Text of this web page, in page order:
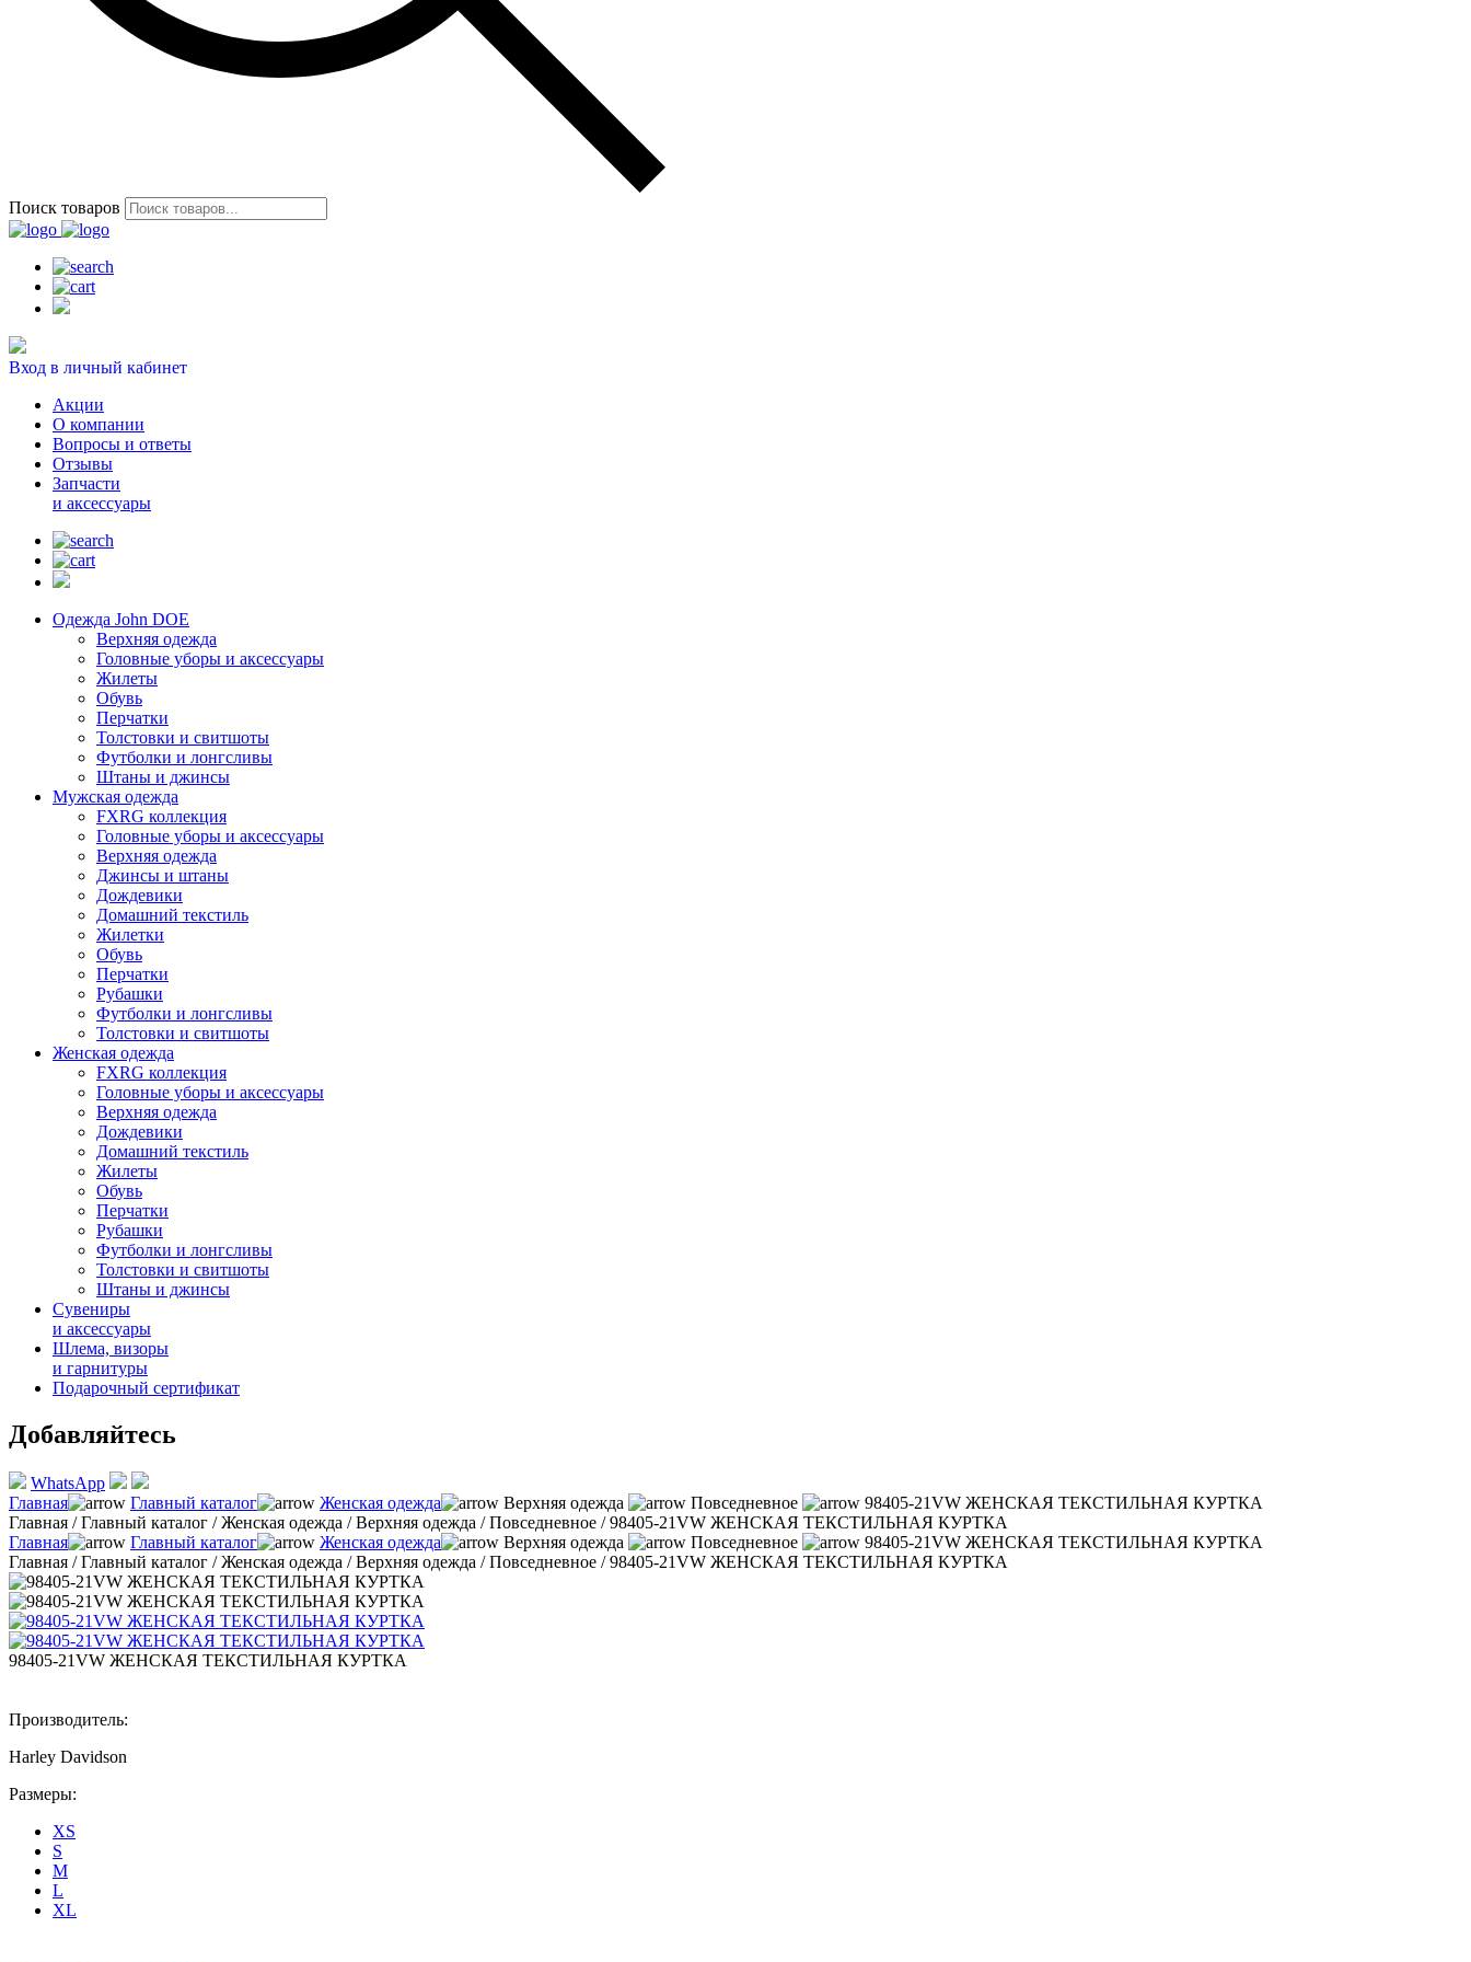
Поиск товаров
Вход в личный кабинет
Акции
О компании
Вопросы и ответы
Отзывы
Запчасти
и аксессуары
Одежда John DOE
Верхняя одежда
Головные уборы и аксессуары
Жилеты
Обувь
Перчатки
Толстовки и свитшоты
Футболки и лонгсливы
Штаны и джинсы
Мужская одежда
FXRG коллекция
Головные уборы и аксессуары
Верхняя одежда
Джинсы и штаны
Дождевики
Домашний текстиль
Жилетки
Обувь
Перчатки
Рубашки
Футболки и лонгсливы
Толстовки и свитшоты
Женская одежда
FXRG коллекция
Головные уборы и аксессуары
Верхняя одежда
Дождевики
Домашний текстиль
Жилеты
Обувь
Перчатки
Рубашки
Футболки и лонгсливы
Толстовки и свитшоты
Штаны и джинсы
Сувениры
и аксессуары
Шлема, визоры
и гарнитуры
Подарочный сертификат
Добавляйтесь
WhatsApp
Главная
Главный каталог Женская одежда Верхняя одежда Повседневное
98405-21VW ЖЕНСКАЯ ТЕКСТИЛЬНАЯ КУРТКА
Главная /Главный каталог /Женская одежда /Верхняя одежда /Повседневное /98405-21VW ЖЕНСКАЯ ТЕКСТИЛЬНАЯ КУРТКА
Главная
Главный каталог Женская одежда Верхняя одежда Повседневное
98405-21VW ЖЕНСКАЯ ТЕКСТИЛЬНАЯ КУРТКА
Главная /Главный каталог /Женская одежда /Верхняя одежда /Повседневное /98405-21VW ЖЕНСКАЯ ТЕКСТИЛЬНАЯ КУРТКА
98405-21VW ЖЕНСКАЯ ТЕКСТИЛЬНАЯ КУРТКА
Производитель:
Harley Davidson
Размеры:
XS
S
M
L
XL